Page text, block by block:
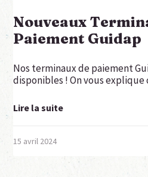
Nouveaux
Paiement Guidap
Nos terminaux de paiement
disponibles ! On vous
Lire la suite
15 avril 2024